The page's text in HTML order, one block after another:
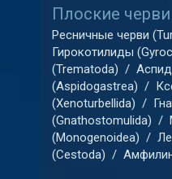
Плоские
Ресничные черви
Гирокотилиды
(Trematoda) /
(Aspidogastrea) /
(Xenoturbellida) /
(Gnathostomulida) /
(Monogenoidea) /
(Cestoda) /